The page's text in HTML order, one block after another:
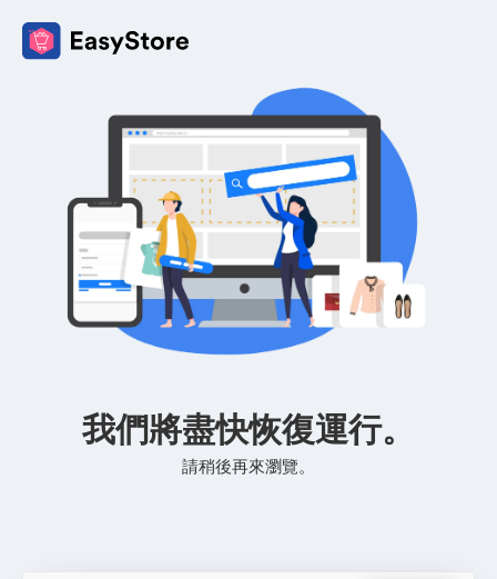
我們將盡快恢復運行。
請稍後再來瀏覽。